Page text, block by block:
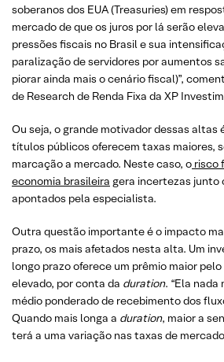
soberanos dos EUA (Treasuries) em
mercado de que os juros por lá serão
pressões fiscais no Brasil e sua
paralização de servidores por aumentos
piorar ainda mais o cenário fiscal)”,
de Research de Renda Fixa da XP
Ou seja, o grande motivador dessas altas
títulos públicos oferecem taxas maiores,
marcação a mercado. Neste caso, o risco
economia brasileira gera incertezas junto
apontados pela especialista.
Outra questão importante é o impacto
prazo, os mais afetados nesta alta. Um
longo prazo oferece um prêmio maior
elevado, por conta da duration. “Ela nada
médio ponderado de recebimento dos
Quando mais longa a duration, maior a
terá a uma variação nas taxas de